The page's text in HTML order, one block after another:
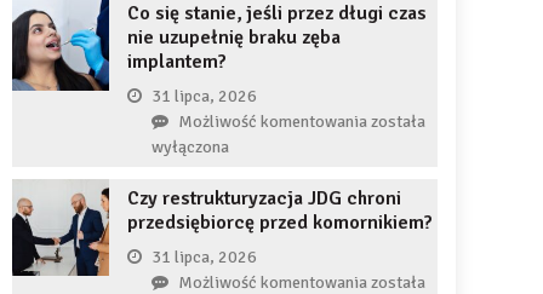
Co się stanie, jeśli przez długi czas
nie uzupełnię braku zęba
implantem?
31 lipca, 2026
Możliwość komentowaniaCo
jeśli
przez
czas
została
wyłączona
Czy restrukturyzacja JDG chroni
przedsiębiorcę przed komornikiem?
31 lipca, 2026
Możliwość komentowaniaCzy
została